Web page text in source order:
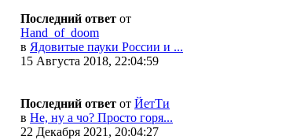
Последний ответ от
Hand_of_doom
в Ядовитые пауки России и ...
15 Августа 2018, 22:04:59
Последний ответ от ЙетТи
в Не, ну а чо? Просто горя...
22 Декабря 2021, 20:04:27